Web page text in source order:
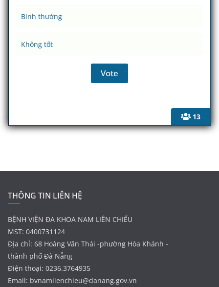
13
Bình thường
Không tốt
THÔNG TIN LIÊN HỆ
BỆNH VIỆN ĐA KHOA NAM LIÊN CHIỂU
MST: 0400731124
Địa chỉ: 68 Hoàng Văn Thái -phường Hòa Khánh -
thành phố Đà Nẵng
Điện thoại: 0236.3764935
Email: bvnamlienchieu@danang.gov.vn